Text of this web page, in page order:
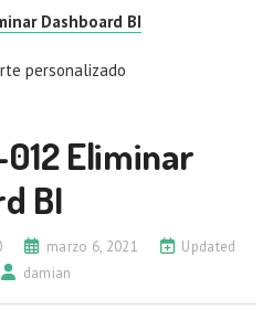
Dashboard BI
personalizado
Eliminar
BI
marzo 6, 2021
Updated
damian